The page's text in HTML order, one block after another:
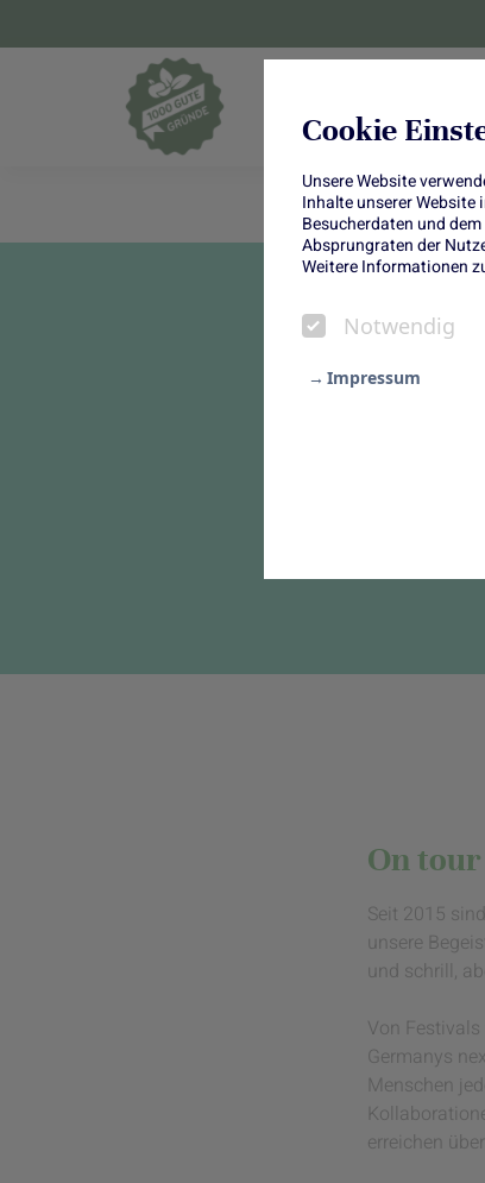
Cookie
Unsere Website
Inhalte unserer
Besucherdaten und
Absprungraten der
Weitere Informationen
Notwendig
Impressum
On
Seit 2015
unsere
und schrill,
Von
Germanys
Menschen
erreichen